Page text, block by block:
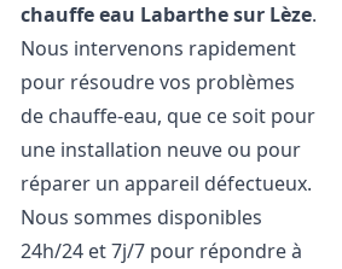
chauffe eau Labarthe sur Lèze.
Nous intervenons rapidement
pour résoudre vos problèmes
de chauffe-eau, que ce soit pour
une installation neuve ou pour
réparer un appareil défectueux.
Nous sommes disponibles
24h/24 et 7j/7 pour répondre à